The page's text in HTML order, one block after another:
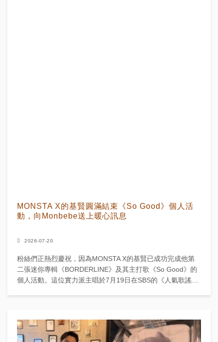
MONSTA X的基賢圓滿結束《So Good》個人活
動，向Monbebe送上暖心訊息
2026-07-20
粉絲們正熱烈慶祝，因為MONSTA X的基賢已成功完成他第
二張迷你專輯《BORDERLINE》及其主打歌《So Good》的
個人活動。這位實力派主唱於7月19日在SBS的《人氣歌謠》